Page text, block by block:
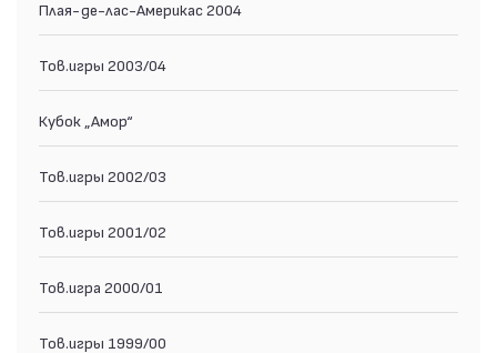
Плая-де-лас-Америкас 2004
Тов.игры 2003/04
Кубок „Амор“
Тов.игры 2002/03
Тов.игры 2001/02
Тов.игра 2000/01
Тов.игры 1999/00